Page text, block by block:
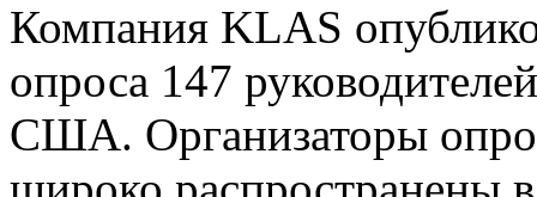
Компания KLAS
опроса 147
США. Организаторы